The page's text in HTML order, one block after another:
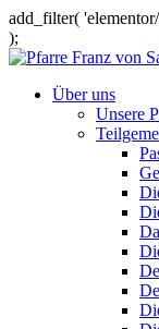
add_filter(
);
Über uns
Unsere